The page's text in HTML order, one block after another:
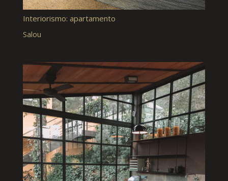
Interiorismo: apartamento
Salou